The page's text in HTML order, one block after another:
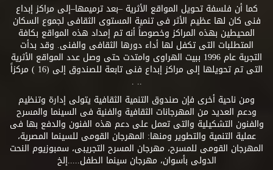
كما أن فلسفة تحويل المواقع الأثرية –بعد ترميمها–إلى مراكز إبداع
فنى كان لها عظيم الأثر فى تنمية المستوى الثقافى لجموع السكان
المحيطين بهذه المراكز وخصوصاً أنه تم إمداد هذه المواقع بكافة
المتطلبات التى تكفل لها أداء دورها الثقافى والفنى. وقد بدأت
التجربة عام 1996 ببيت الهراوى وامتدت حتى وصل عدد المواقع الأثرية
التى تم تحويلها إلى مراكز إبداع فنى تابعة للصندوق إلى (16 ) مركزاً
.. .
ومن ناحية أخرى فإن صندوق التنمية الثقافية يتولى إدارة وتنظيم
ودعم العديد من المهرجانات الثقافية والفنية فى السينما والمسرح
والفنون التشكيلية والتى تعمل على دعم هذه الفنون والدفع بها فى
عملية التنمية والتطوير ومنها: المهرجان القومى للسينما المصرية،
المهرجان القومى للمسرح، مهرجان المسرح التجريبى، سمبوزيوم النحت
الدولى بأسوان، مهرجان سينما الطفل.....إلخ